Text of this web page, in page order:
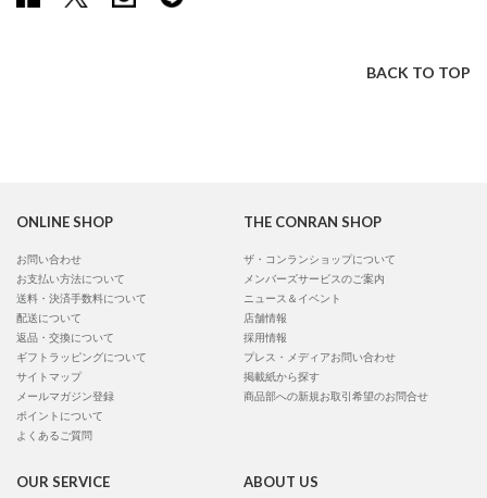
BACK TO TOP
ONLINE SHOP
お問い合わせ
お支払い方法について
送料・決済手数料について
配送について
返品・交換について
ギフトラッピングについて
サイトマップ
メールマガジン登録
ポイントについて
よくあるご質問
THE CONRAN SHOP
ザ・コンランショップについて
メンバーズサービスのご案内
ニュース＆イベント
店舗情報
採用情報
プレス・メディアお問い合わせ
掲載紙から探す
商品部への新規お取引希望のお問合せ
OUR SERVICE ABOUT US